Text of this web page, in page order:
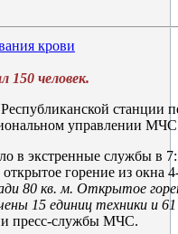
крови
150 человек.
станции
управлении
в экстренные службы в
горение из окна
80 кв. м. Открытое
15 единиц техники и 61
пресс-службы МЧС.